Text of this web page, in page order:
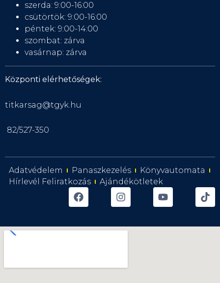
szerda: 9:00-16:00
csütörtök: 9:00-16:00
péntek: 9:00-14:00
szombat: zárva
vasárnap: zárva
Központi elérhetőségek:
titkarsag@tgyk.hu
82/527-350
Adatvédelem Panaszkezelés
Könyvautomata
Hírlevél Feliratkozás
Ajándékötletek